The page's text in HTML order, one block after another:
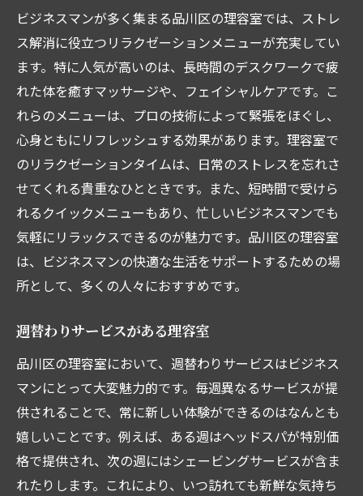
ビジネスマンが多く集まる品川区の理容室では、ストレ
ス解消に役立つリラクゼーションメニューが充実してい
ます。特に人気が高いのは、長時間のデスクワークで疲
れた体を癒すマッサージや、フェイシャルケアです。こ
れらのメニューは、プロの技術によって緊張をほぐし、
心身ともにリフレッシュする効果があります。理容室で
のリラクゼーションタイムは、日常のストレスを忘れさ
せてくれる貴重なひとときです。また、短時間で受けら
れるクイックメニューもあり、忙しいビジネスマンでも
気軽にリラックスできるのが魅力です。品川区の理容室
は、ビジネスマンの快適な生活をサポートするための場
所として、多くの人々におすすめです。
週替わりサービスがある理容室
品川区の理容室において、週替わりサービスはビジネス
マンにとって大変魅力的です。毎週異なるサービスが提
供されることで、常に新しい体験ができるのはなんとも
嬉しいことです。例えば、ある週はヘッドスパが特別価
格で提供され、次の週にはシェービングサービスが含ま
れたりします。これにより、いつ訪れても新鮮な気持ち